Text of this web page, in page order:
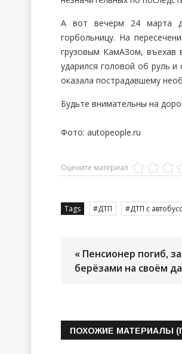
А вот вечерм 24 марта
горбольницу. На
грузовым КамАЗом, въехав
ударился головой об руль
оказала пострадавшему
Будьте внимательны на
Фото: autopeople.ru
Оцените материал
Tags ДТП ДТП с
« Пенсионер погиб,
берёзами на своём
ПОХОЖИЕ МАТЕРИАЛЫ